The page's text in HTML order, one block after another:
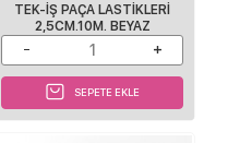
TEK-IŞ PAÇA LASTIKLERI
2,5CM.10M. BEYAZ
SEPETE EKLE